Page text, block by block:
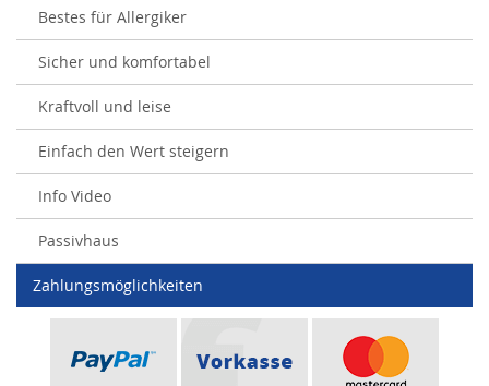
Bestes für Allergiker
Sicher und komfortabel
Kraftvoll und leise
Einfach den Wert steigern
Info Video
Passivhaus
Zahlungsmöglichkeiten